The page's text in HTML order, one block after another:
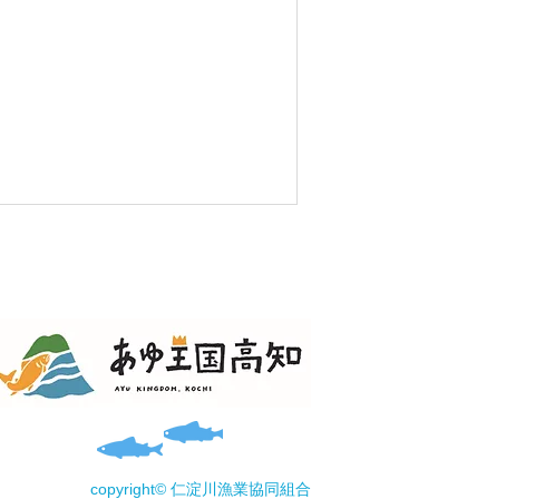
釣果報告(あまご）🎣
copyright© 仁淀川漁業協同組合